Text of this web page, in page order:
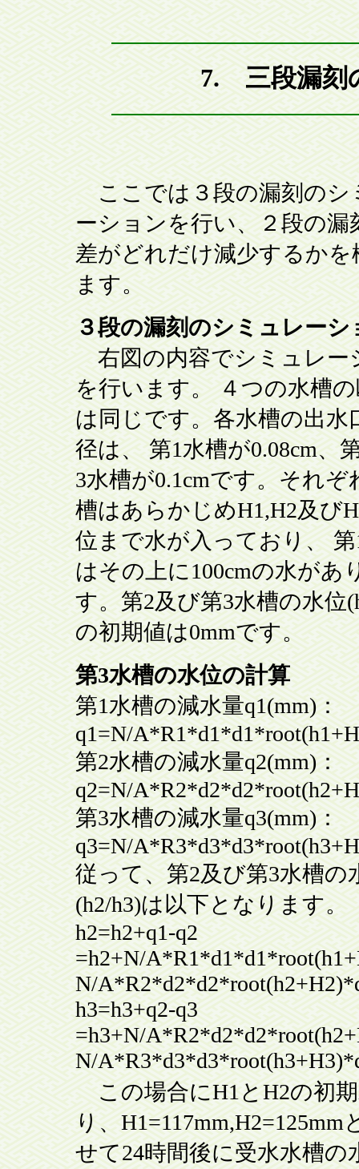
7. 三段漏刻
ここでは３段の漏刻のシ
ーションを行い、２段の漏
差がどれだけ減少するかを
ます。
３段の漏刻のシミュレーシ
右図の内容でシミュレー
を行います。 ４つの水槽
は同じです。各水槽の出水
径は、 第1水槽が0.08cm、
3水槽が0.1cmです。それぞ
槽はあらかじめH1,H2及び
位まで水が入っており、
はその上に100cmの水があ
す。第2及び第3水槽の水位
の初期値は0mmです。
第3水槽の水位の計算
第1水槽の減水量q1(mm)：
q1=N/
第2水槽の減水量q2(mm)：
q2=N/
第3水槽の減水量q3(mm)：
q3=N/
従って、第2及び第3水槽の
(h2/h3)は以下となります。
h2=h2+q1-q2
=h2+N/
N/
h3=h3+q2-q3
=h3+N/
N/
この場合にH1とH2の初
り、
せて24時間後に受水水槽の